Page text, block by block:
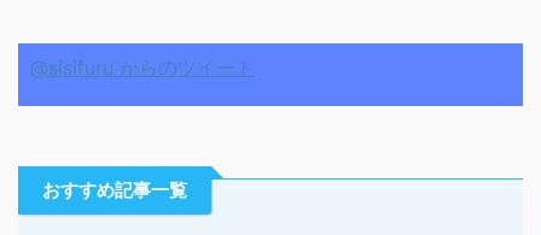
@sisifuru からのツイート
おすすめ記事一覧